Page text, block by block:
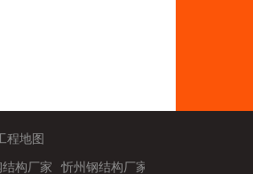
程地图
构厂家 忻州钢结构厂家